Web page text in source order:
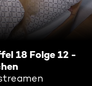
18 Folge 12 -